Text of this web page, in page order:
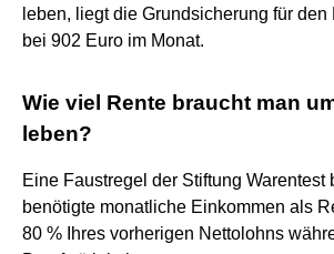
leben, liegt die Grundsicherung für
bei 902 Euro im Monat.
Wie viel Rente braucht man
leben?
Eine Faustregel der Stiftung Warentest
benötigte monatliche Einkommen als
80 % Ihres vorherigen Nettolohns